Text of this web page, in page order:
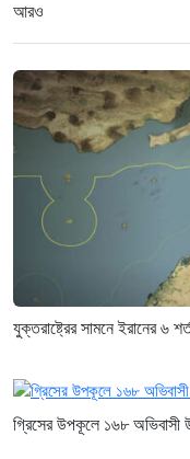
আরও
যুক্তরাষ্ট্রের সামনে ইরানের ৬
গ্রিসের উপকূলে ১৬৮ অভিবাসী